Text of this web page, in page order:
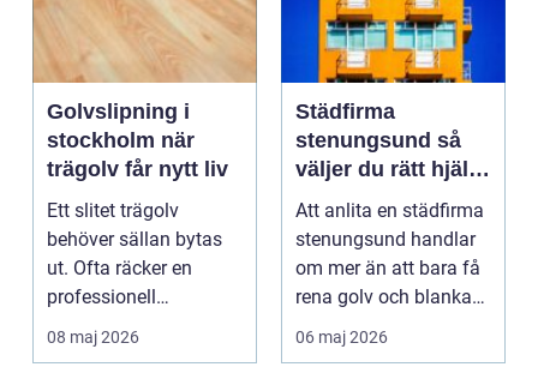
Golvslipning i
stockholm när
trägolv får nytt liv
Ett slitet trägolv
behöver sällan bytas
ut. Ofta räcker en
professionell
golvslipning för att
golvet...
08 maj 2026
Städfirma
stenungsund så
väljer du rätt hjälp
för hem och
Att anlita en städfirma
stenungsund handlar
om mer än att bara få
rena golv och blanka
bänkar. För m...
06 maj 2026